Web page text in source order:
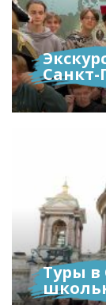
Санкт-
Туры в